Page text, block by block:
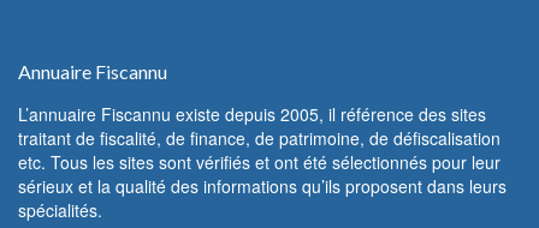
Annuaire Fiscannu
L’annuaire Fiscannu existe depuis 2005, il référence des sites
traitant de fiscalité, de finance, de patrimoine, de défiscalisation
etc. Tous les sites sont vérifiés et ont été sélectionnés pour leur
sérieux et la qualité des informations qu’ils proposent dans leurs
spécialités.